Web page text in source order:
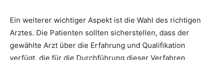
Ein weiterer wichtiger Aspekt ist die Wahl des richtigen
Arztes. Die Patienten sollten sicherstellen, dass der
gewählte Arzt über die Erfahrung und Qualifikation
verfügt, die für die Durchführung dieser Verfahren